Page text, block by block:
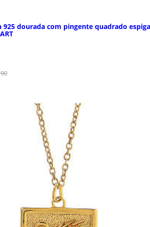
925 dourada com pingente quadrado espiga